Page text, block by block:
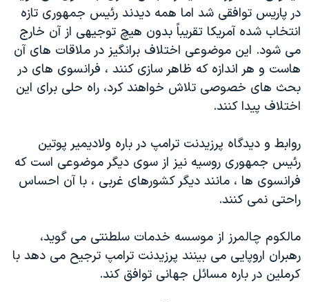
در پاریس توافقی شد اما همه دیدند رئیس جمهوری تازه
انتخاب شده آمریکا تقریباً بدون هیچ توجیهی از آن خارج
می شود. این موضوعی اختلاف برانگیز در ملاقات های آن
هاست و هر اندازه که ظاهر سازی کنند ، فرانسوی های در
بحث های خصوصی تلاش خواهند کرد، راه حلی برای این
اختلاف پیدا کنند.
روابط و دیدگاه پرزیدنت ترامپ در باره ولادیمیر پوتین
رئیس جمهوری روسیه نیز از سوی دیگر موضوعی است که
فرانسوی ها ، مانند دیگر کشورهای غربی ، با آن احساس
راحتی نمی کنند.
مالکوم چالمرز از موسسه خدمات سلطنتی می گوید،
رهبران اروپایی می بینند پرزیدنت ترامپ ترجیح می دهد با
کرملین در باره مسائل جهانی توافق کند.